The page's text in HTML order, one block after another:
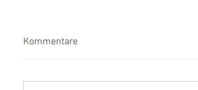
Kommentare